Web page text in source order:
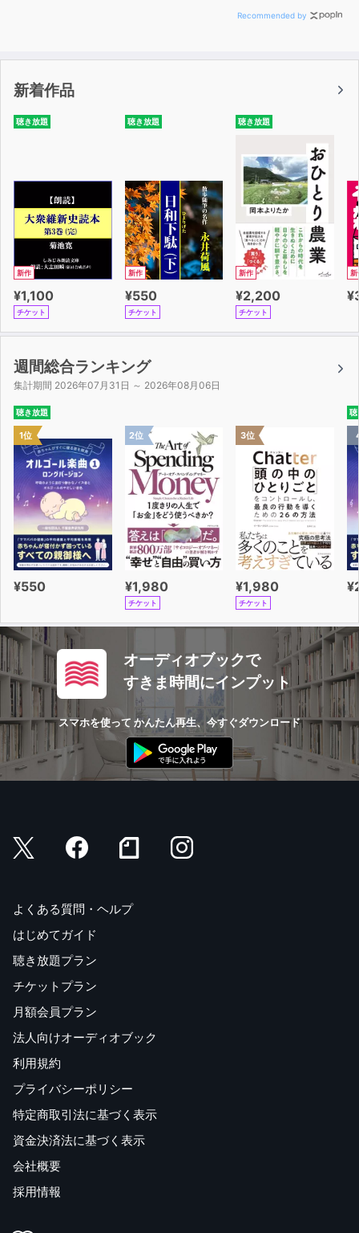
Recommended by
新着作品
聴き放題
新作
¥1,100
チケット
聴き放題
新作
¥550
チケット
聴き放題
新作
¥2,200
チケット
新
週間総合ランキング
集計期間 2026年07月31日 ～ 2026年08月06日
聴き放題
1位
¥550
2位
¥1,980
チケット
3位
¥1,980
チケット
聴
オーディオブックで
すきま時間にインプット
スマホを使って かんたん再生、今すぐダウンロード
よくある質問・ヘルプ
はじめてガイド
聴き放題プラン
チケットプラン
月額会員プラン
法人向けオーディオブック
利用規約
プライバシーポリシー
特定商取引法に基づく表示
資金決済法に基づく表示
会社概要
採用情報